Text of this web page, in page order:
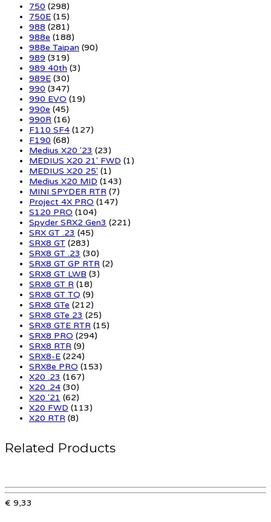
750 (298)
750E (15)
988 (281)
988e (188)
988e Taipan (90)
989 (319)
989 40th (3)
989E (30)
990 (347)
990 EVO (19)
990e (45)
990R (16)
F110 SF4 (127)
F190 (68)
Medius X20 '23 (23)
MEDIUS X20 21' FWD (1)
MEDIUS X20 25' (1)
Medius X20 MID (143)
MINI SPYDER RTR (7)
Project 4X PRO (147)
S120 PRO (104)
Spyder SRX2 Gen3 (221)
SRX GT .23 (45)
SRX8 GT (283)
SRX8 GT .23 (30)
SRX8 GT GP RTR (2)
SRX8 GT LWB (3)
SRX8 GT R (18)
SRX8 GT TQ (9)
SRX8 GTe (212)
SRX8 GTe 23 (25)
SRX8 GTE RTR (15)
SRX8 PRO (294)
SRX8 RTR (9)
SRX8-E (224)
SRX8e PRO (153)
X20 .23 (167)
X20 .24 (30)
X20 '21 (62)
X20 FWD (113)
X20 RTR (8)
Related Products
€ 9,33